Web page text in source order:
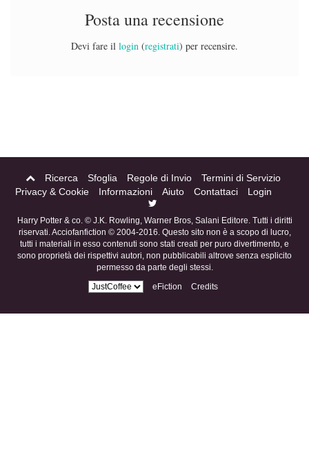
Posta una recensione
Devi fare il login (registrati) per recensire.
Ricerca Sfoglia Regole di Invio
Termini di Servizio
Privacy & Cookie
Informazioni Aiuto Contattaci Login
Harry Potter & co. © J.K. Rowling, Warner Bros, Salani Editore. Tutti i diritti
riservati. Acciofanfiction © 2004-2016. Questo sito non è a scopo di lucro,
tutti i materiali in esso contenuti sono stati creati per puro divertimento, e
sono proprietà dei rispettivi autori, non pubblicabili altrove senza esplicito
permesso da parte degli stessi.
eFiction
Credits